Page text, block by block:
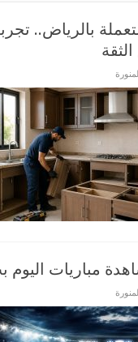
بالرياض..
مباريات اليوم